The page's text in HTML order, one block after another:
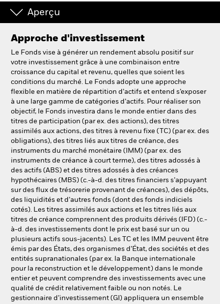
Aperçu
Approche d'investissement
Le Fonds vise à générer un rendement absolu positif sur
votre investissement grâce à une combinaison entre
croissance du capital et revenu, quelles que soient les
conditions du marché. Le Fonds adopte une approche
flexible en matière de répartition d’actifs et entend s’exposer
à une large gamme de catégories d’actifs. Pour réaliser son
objectif, le Fonds investira dans le monde entier dans des
titres de participation (par ex. des actions), des titres
assimilés aux actions, des titres à revenu fixe (TC) (par ex. des
obligations), des titres liés aux titres de créance, des
instruments du marché monétaire (IMM) (par ex. des
instruments de créance à court terme), des titres adossés à
des actifs (ABS) et des titres adossés à des créances
hypothécaires (MBS) (c.-à-d. des titres financiers s’appuyant
sur des flux de trésorerie provenant de créances), des dépôts,
des liquidités et d’autres fonds (dont des fonds indiciels
cotés). Les titres assimilés aux actions et les titres liés aux
titres de créance comprennent des produits dérivés (IFD) (c.-
à-d. des investissements dont le prix est basé sur un ou
plusieurs actifs sous-jacents). Les TC et les IMM peuvent être
émis par des États, des organismes d’État, des sociétés et des
entités supranationales (par ex. la Banque internationale
pour la reconstruction et le développement) dans le monde
entier et peuvent comprendre des investissements avec une
qualité de crédit relativement faible ou non notés. Le
gestionnaire d’investissement (GI) appliquera un ensemble